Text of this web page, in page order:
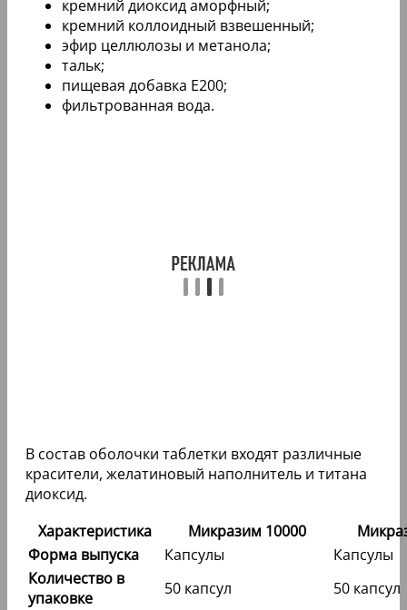
кремний диоксид аморфный;
кремний коллоидный взвешенный;
эфир целлюлозы и метанола;
тальк;
пищевая добавка E200;
фильтрованная вода.
В состав оболочки таблетки входят различные
красители, желатиновый наполнитель и титана
диоксид.
Характеристика
Микразим 10000
Форма выпуска
Капсулы
Капсулы
Количество в
упаковке
50 капсул
50 капсул